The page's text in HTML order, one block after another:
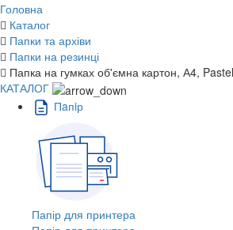
Головна
Каталог
Папки та архіви
Папки на резинці
Папка на гумках об'ємна картон, А4,
КАТАЛОГ
Пaпiр
Папір для принтера